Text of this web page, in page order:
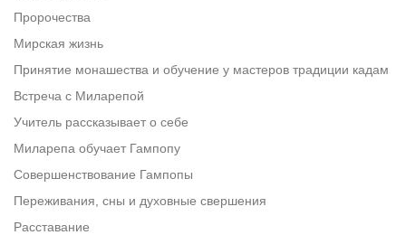
Пророчества
Мирская жизнь
Принятие монашества и обучение у мастеров традиции кадам
Встреча с Миларепой
Учитель рассказывает о себе
Миларепа обучает Гампопу
Совершенствование Гампопы
Переживания, сны и духовные свершения
Расставание